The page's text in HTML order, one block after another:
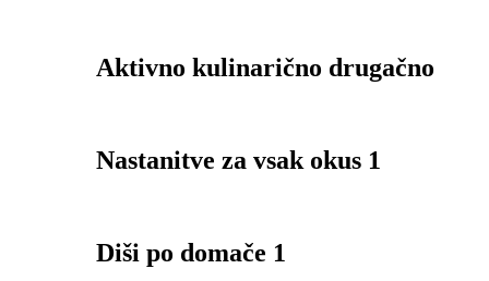
Aktivno kulinarično drugačno
Nastanitve za vsak okus 1
Diši po domače 1